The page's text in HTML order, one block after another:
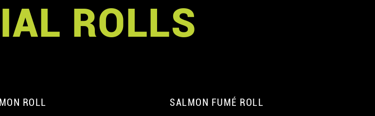
ROLLS
ROLL SALMON FUMÉ ROLL